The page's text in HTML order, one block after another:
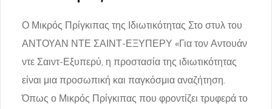
Ο Μικρός Πρίγκιπας της Ιδιωτικότητας Στο στυλ του
ΑΝΤΟΥΑΝ ΝΤΕ ΣΑΙΝΤ-ΕΞΥΠΕΡΥ «Για τον Αντουάν
ντε Σαιντ-Εξυπερύ, η προστασία της ιδιωτικότητας
είναι μια προσωπική και παγκόσμια αναζήτηση.
Όπως ο Μικρός Πρίγκιπας που φροντίζει τρυφερά το